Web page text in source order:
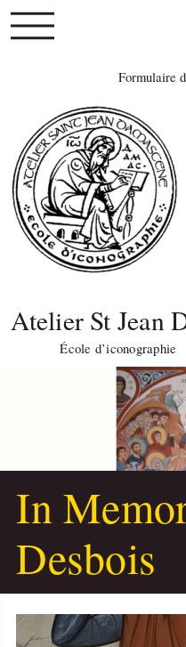
Formulaire
Atelier St Jean
École d’iconographie
In
Desbois